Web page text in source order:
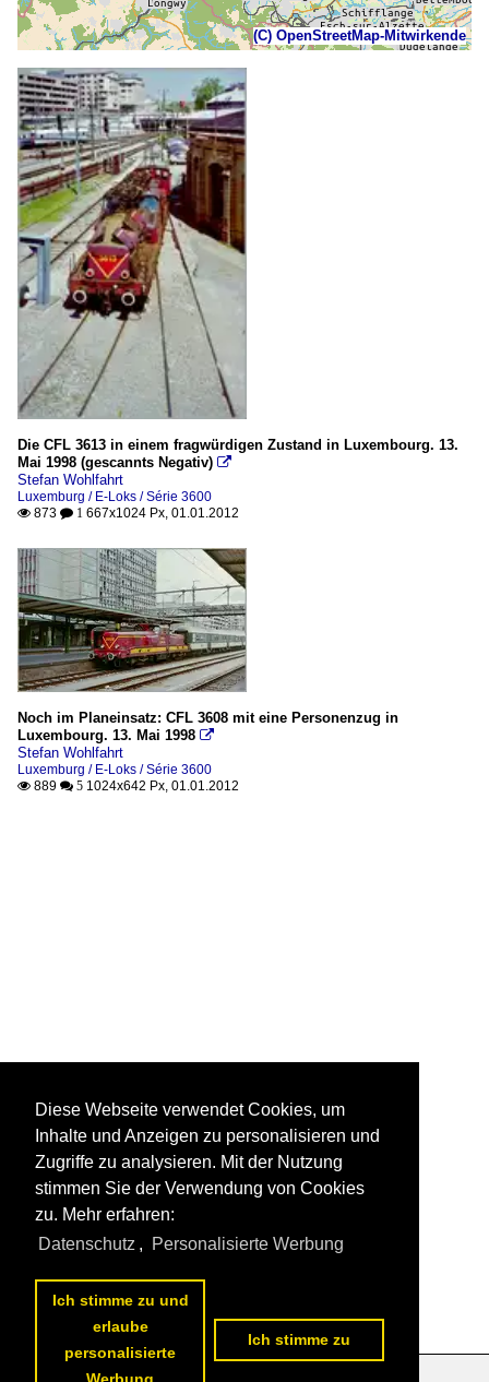
(C) OpenStreetMap-Mitwirkende
Die CFL 3613 in einem fragwürdigen Zustand in Luxembourg. 13.
Mai 1998 (gescannts Negativ) 
Stefan Wohlfahrt
Luxemburg / E-Loks / Série 3600
 873  1 667x1024 Px, 01.01.2012
Noch im Planeinsatz: CFL 3608 mit eine Personenzug in
Luxembourg. 13. Mai 1998 
Stefan Wohlfahrt
Luxemburg / E-Loks / Série 3600
 889  5 1024x642 Px, 01.01.2012
Diese Webseite verwendet Cookies, um
Inhalte und Anzeigen zu personalisieren und
Zugriffe zu analysieren. Mit der Nutzung
stimmen Sie der Verwendung von Cookies
zu. Mehr erfahren:
Datenschutz , Personalisierte Werbung
Ich stimme zu und
erlaube
personalisierte
Ich stimme zu